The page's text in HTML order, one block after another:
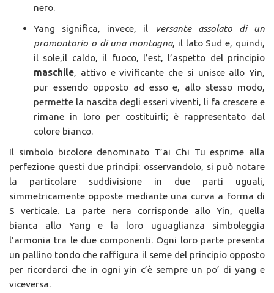
nero.
Yang significa, invece, il
versante assolato di un
promontorio o di una montagna, il lato Sud e, quindi,
il sole,il caldo, il fuoco, l’est, l’aspetto del principio
maschile, attivo e vivificante che si unisce allo Yin,
pur essendo opposto ad esso e, allo stesso modo,
permette la nascita degli esseri viventi, li fa crescere e
rimane in loro per costituirli; è rappresentato dal
colore bianco.
Il simbolo bicolore denominato T’ai Chi Tu esprime alla
perfezione questi due principi: osservandolo, si può notare
la particolare suddivisione in due parti uguali,
simmetricamente opposte mediante una curva a forma di
S verticale. La parte nera corrisponde allo Yin, quella
bianca allo Yang e la loro uguaglianza simboleggia
l’armonia tra le due componenti. Ogni loro parte presenta
un pallino tondo che raffigura il seme del principio opposto
per ricordarci che in ogni yin c’è sempre un po’ di yang e
viceversa.